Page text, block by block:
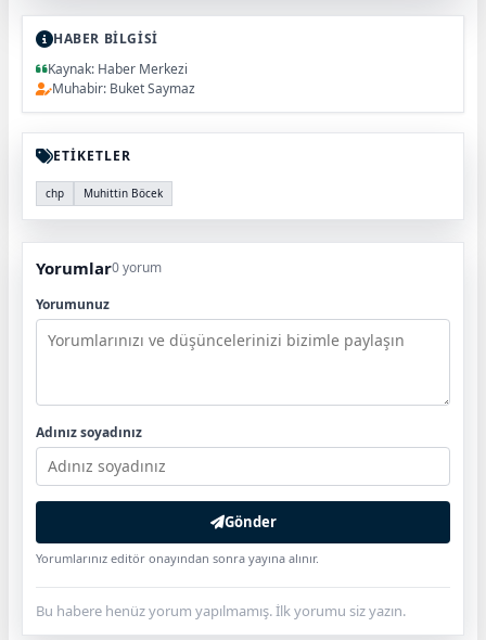
HABER BİLGİSİ
Kaynak: Haber Merkezi
Muhabir: Buket Saymaz
ETİKETLER
chp Muhittin Böcek
Yorumlar0 yorum
Yorumunuz
Adınız soyadınız
Gönder
Yorumlarınız editör onayından sonra yayına alınır.
Bu habere henüz yorum yapılmamış. İlk yorumu siz yazın.